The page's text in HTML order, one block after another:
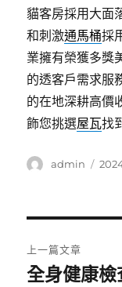
貓客房採用大面
和刺激通馬桶採
業擁有榮獲多獎
的透客戶需求服
的在地深耕高價
飾您挑選屋瓦找
作
admin
發
章
上一篇文章
上
全身健康